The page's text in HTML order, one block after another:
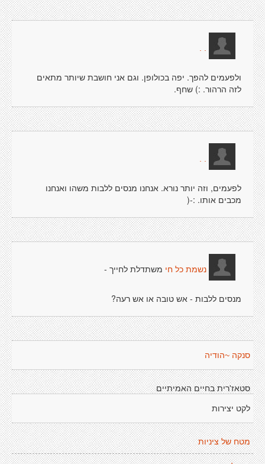
ולפעמים להפך. יפה בכולופן. וגם אני חושבת שיותר מתאים
לזה הרהור. :) שחף.
לפעמים, וזה יותר נורא. אנחנו מנסים ללבות משהו ואנחנו
מכבים אותו. :-(
נשמת כל חי משתדלת לחייך -
מנסים ללבות - אש טובה או אש רעה?
סנקה ~הודיה
סטאז'רית בחיים האמיתיים
לקט יצירות
מטח של ציניות